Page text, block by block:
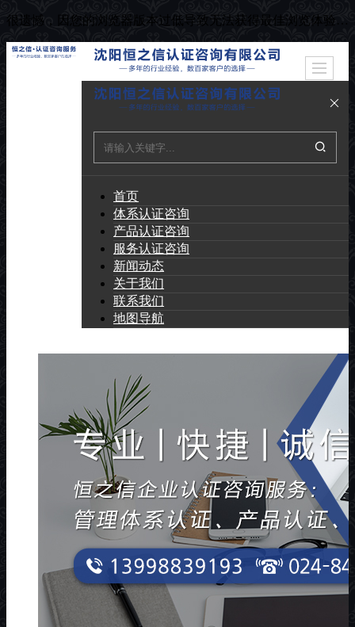
很遗憾，因您的浏览器版本过低导致无法获得最佳浏览体验，推荐下载安装谷歌浏览器！
首页
体系认证咨询
产品认证咨询
服务认证咨询
新闻动态
关于我们
联系我们
地图导航